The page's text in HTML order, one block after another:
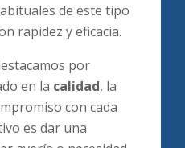
de este tipo
rapidez y eficacia.
por
en la calidad, la
con cada
es dar una